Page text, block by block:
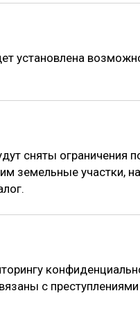
установлена
сняты ограничения
земельные участки,
с